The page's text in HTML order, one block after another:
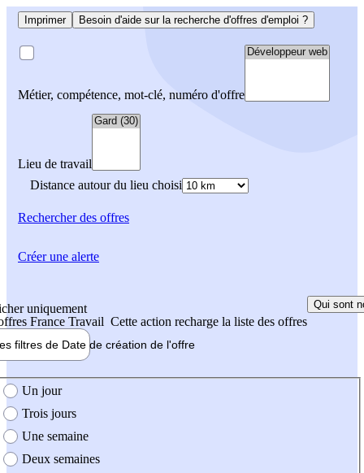
Imprimer Besoin d'aide sur la recherche d'offres d'emploi ?
Métier, compétence, mot-clé, numéro d'offre
Lieu de travail
Distance autour du lieu choisi
Rechercherdes offres
uniquement
France Travail Cette action recharge la liste des offres
Qui sont
filtres de Date de création de l'offre
création de l'offre
Un jour
Trois jours
Une semaine
Deux semaines
Créer une alerte